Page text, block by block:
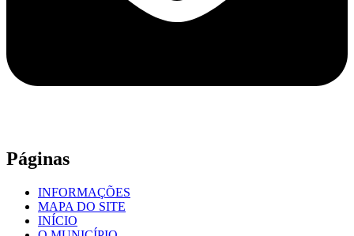
Páginas
INFORMAÇÕES
MAPA DO SITE
INÍCIO